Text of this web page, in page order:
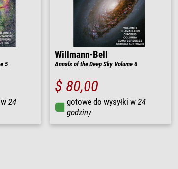
5
24
Willmann-Bell
Annals of the Deep Sky Volume 6
$ 80,00
gotowe do wysyłki w 24
godziny